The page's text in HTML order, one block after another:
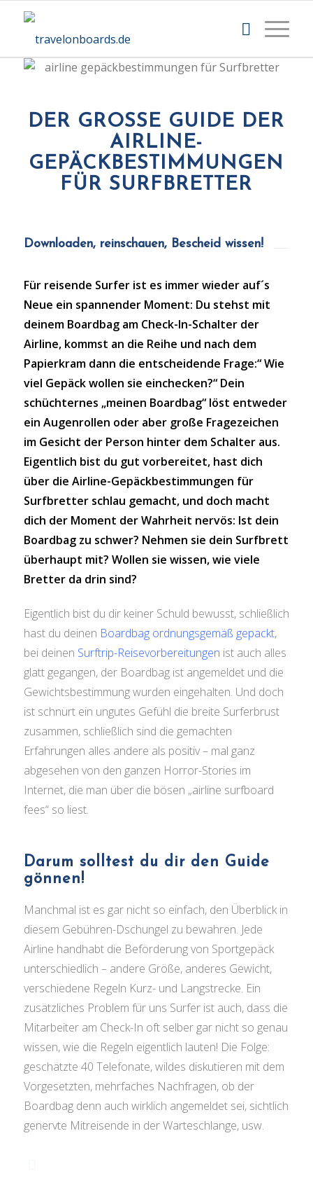
DER GROSSE GUIDE DER A
IRLINE-G
EPÄCKBESTIMMUNGEN F
ÜR SURFBRETTER
Downloaden, reinschauen, Bescheid wissen!
Für reisende Surfer ist es immer wieder auf´s
Neue ein spannender Moment: Du stehst mit
deinem Boardbag am Check-In-Schalter der
Airline, kommst an die Reihe und nach dem
Papierkram dann die entscheidende Frage:“ Wie
viel Gepäck wollen sie einchecken?“ Dein
schüchternes „meinen Boardbag“ löst entweder
ein Augenrollen oder aber große Fragezeichen
im Gesicht der Person hinter dem Schalter aus.
Eigentlich bist du gut vorbereitet, hast dich
über die Airline-Gepäckbestimmungen für
Surfbretter schlau gemacht, und doch macht
dich der Moment der Wahrheit nervös: Ist dein
Boardbag zu schwer? Nehmen sie dein Surfbrett
überhaupt mit? Wollen sie wissen, wie viele
Bretter da drin sind?
Eigentlich bist du dir keiner Schuld bewusst, schließlich
hast du deinen Boardbag ordnungsgemäß gepackt,
bei deinen Surftrip-Reisevorbereitungen ist auch alles
glatt gegangen, der Boardbag ist angemeldet und die
Gewichtsbestimmung wurden eingehalten. Und doch
ist schnürt ein ungutes Gefühl die breite Surferbrust
zusammen, schließlich sind die gemachten
Erfahrungen alles andere als positiv – mal ganz
abgesehen von den ganzen Horror-Stories im
Internet, die man über die bösen „airline surfboard
fees“ so liest.
Darum solltest du dir den Guide
gönnen!
Manchmal ist es gar nicht so einfach, den Überblick in
diesem Gebühren-Dschungel zu bewahren. Jede
Airline handhabt die Beförderung von Sportgepäck
unterschiedlich – andere Größe, anderes Gewicht,
verschiedene Regeln Kurz- und Langstrecke. Ein
zusätzliches Problem für uns Surfer ist auch, dass die
Mitarbeiter am Check-In oft selber gar nicht so genau
wissen, wie die Regeln eigentlich lauten! Die Folge:
geschätzte 40 Telefonate, wildes diskutieren mit dem
Vorgesetzten, mehrfaches Nachfragen, ob der
Boardbag denn auch wirklich angemeldet sei, sichtlich
genervte Mitreisende in der Warteschlange, usw.